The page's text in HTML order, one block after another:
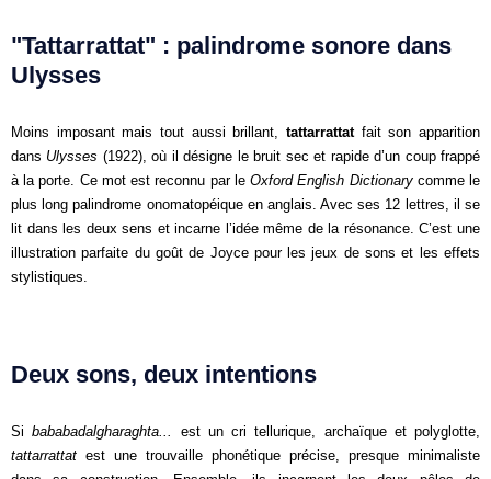
"Tattarrattat" : palindrome sonore dans
Ulysses
Moins imposant mais tout aussi brillant, tattarrattatfait son apparition
dans Ulysses (1922), où il désigne le bruit sec et rapide d’un coup frappé
à la porte. Ce mot est reconnu par leOxford English Dictionarycomme le
plus long palindrome onomatopéique en anglais. Avec ses 12 lettres, il se
lit dans les deux sens et incarne l’idée même de la résonance. C’est une
illustration parfaite du goût de Joyce pour les jeux de sons et les effets
stylistiques.
Deux sons, deux intentions
Sibababadalgharaghta...
est un cri tellurique, archaïque et polyglotte,
tattarrattat est une trouvaille phonétique précise, presque minimaliste